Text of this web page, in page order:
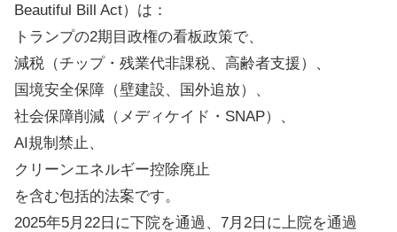
Beautiful Bill Act）は：
トランプの2期目政権の看板政策で、
減税（チップ・残業代非課税、高齢者支援）、
国境安全保障（壁建設、国外追放）、
社会保障削減（メディケイド・SNAP）、
AI規制禁止、
クリーンエネルギー控除廃止
を含む包括的法案です。
2025年5月22日に下院を通過、7月2日に上院を通過